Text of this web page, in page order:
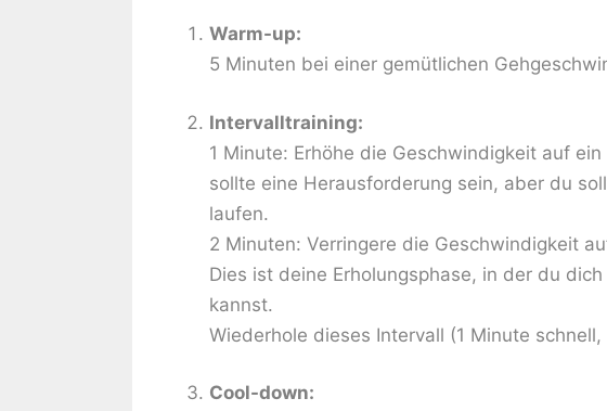
Warm-up:
5 Minuten bei einer gemütlichen
Intervalltraining:
1 Minute: Erhöhe die Geschwindigkeit auf
sollte eine Herausforderung sein, aber du
laufen.
2 Minuten: Verringere die Geschwindigkeit
Dies ist deine Erholungsphase, in der du
kannst.
Wiederhole dieses Intervall (1 Minute
Cool-down: